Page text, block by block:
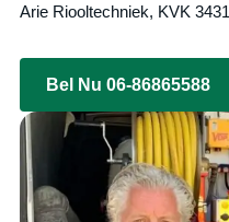
Arie Riooltechniek, KVK
Bel Nu 06-86865588